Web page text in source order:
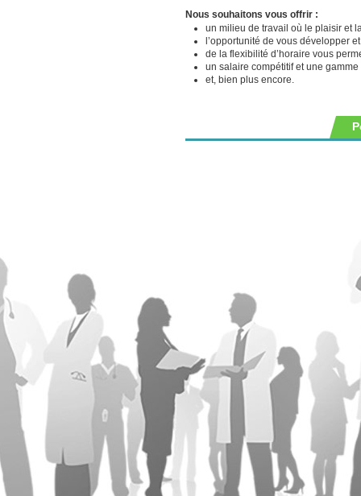
Nous souhaitons vous offrir :
un milieu de travail où le plaisir et
l’opportunité de vous développer
de la flexibilité d’horaire vous
un salaire compétitif et une gamme
et, bien plus encore.